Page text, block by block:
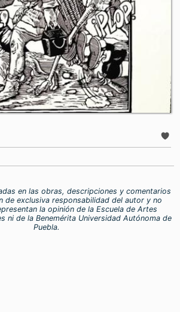
en las obras, descripciones y comentarios
de exclusiva responsabilidad del autor y no
la opinión de la Escuela de Artes
ni de la Benemérita Universidad Autónoma de
Puebla.